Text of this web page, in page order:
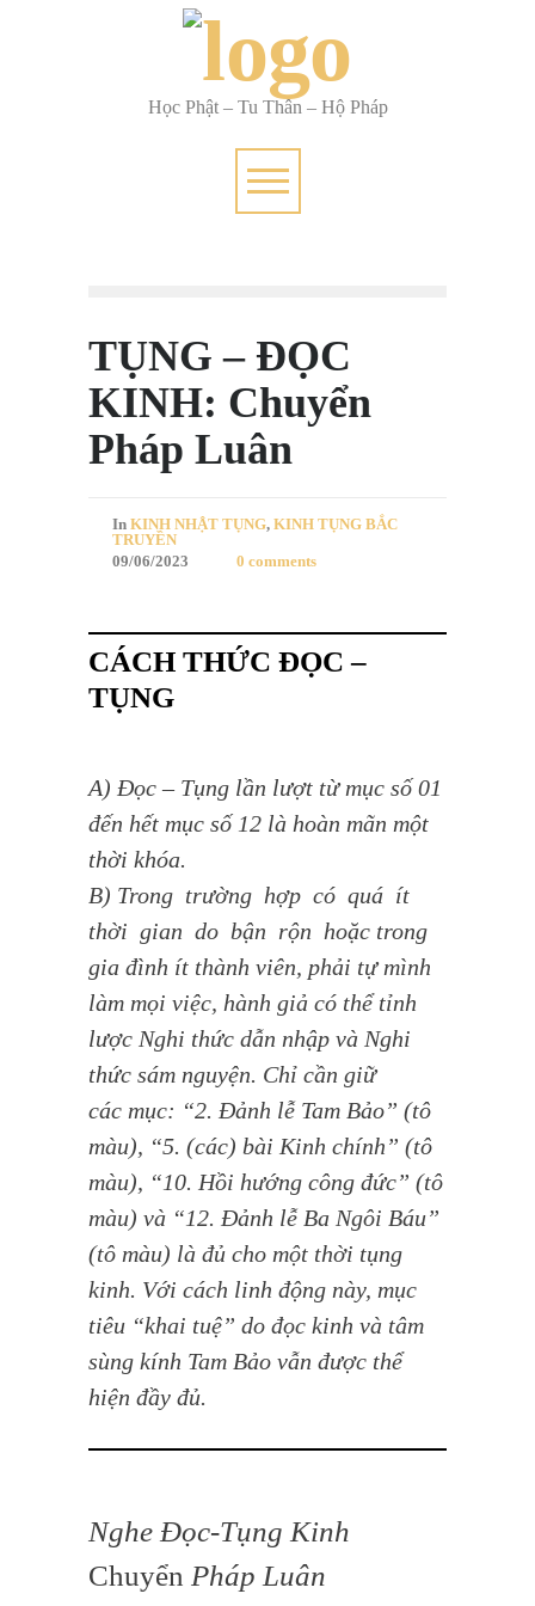
Học Phật – Tu Thân – Hộ Pháp
TỤNG – ĐỌC
KINH: Chuyển
Pháp Luân
In KINH NHẬT TỤNG, KINH TỤNG BẮC
TRUYỀN
09/06/2023
0 comments
CÁCH THỨC ĐỌC –
TỤNG
A) Đọc – Tụng lần lượt từ mục số 01
đến hết mục số 12 là hoàn mãn một
thời khóa.
B) Trong trường hợp có quá ít
thời gian do bận rộn hoặc trong
gia đình ít thành viên, phải tự mình
làm mọi việc, hành giả có thể tỉnh
lược Nghi thức dẫn nhập và Nghi
thức sám nguyện. Chỉ cần giữ
các mục: “2. Đảnh lễ Tam Bảo” (tô
màu), “5. (các) bài Kinh chính” (tô
màu), “10. Hồi hướng công đức” (tô
màu) và “12. Đảnh lễ Ba Ngôi Báu”
(tô màu) là đủ cho một thời tụng
kinh. Với cách linh động này, mục
tiêu “khai tuệ” do đọc kinh và tâm
sùng kính Tam Bảo vẫn được thể
hiện đầy đủ.
Nghe Đọc-Tụng Kinh
Chuyển Pháp Luân